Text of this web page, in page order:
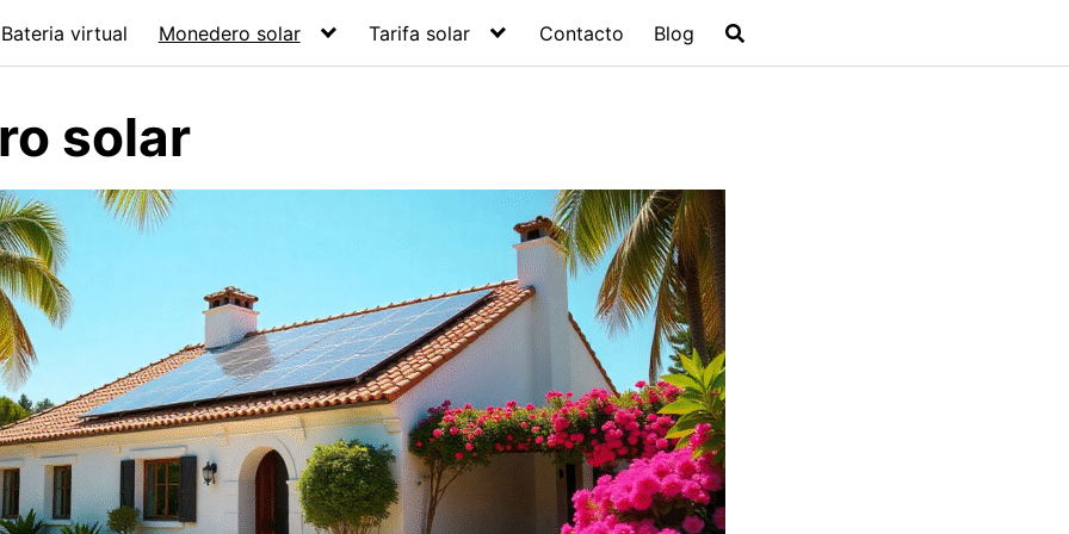
Bateria virtual Monedero solar Tarifa solar Contacto Blog
solar